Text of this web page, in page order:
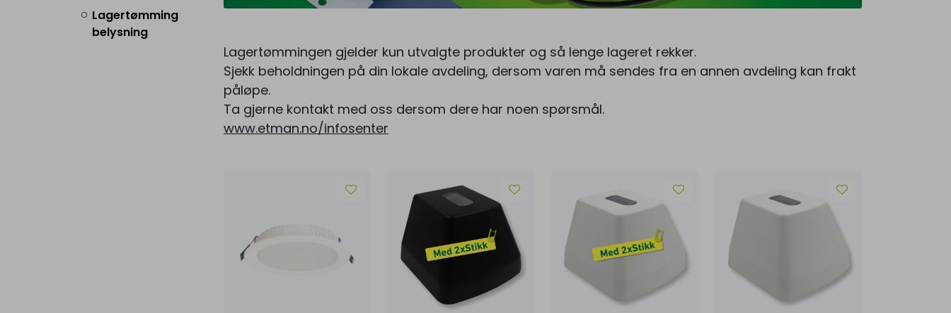
Lagertømming
belysning
Lagertømmingen gjelder kun utvalgte produkter og så lenge lageret rekker.
Sjekk beholdningen på din lokale avdeling, dersom varen må sendes fra en annen avdeling kan frakt
påløpe.
Ta gjerne kontakt med oss dersom dere har noen spørsmål.
www.etman.no/infosenter